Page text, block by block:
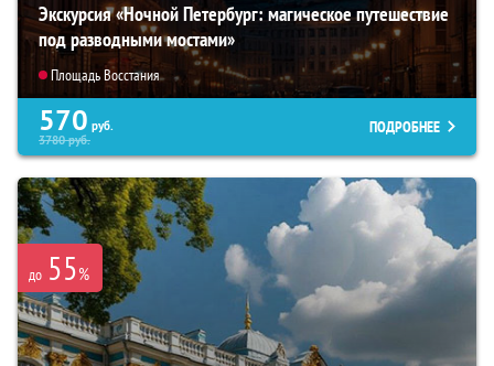
Экскурсия «Ночной Петербург: магическое путешествие
под разводными мостами»
Площадь Восстания
570 руб.
3780руб.
ПОДРОБНЕЕ
до 55%